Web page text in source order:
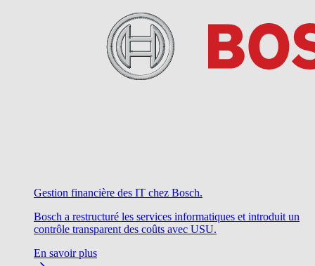
Gestion financière des IT chez Bosch.
Bosch a restructuré les services informatiques et introduit un
contrôle transparent des coûts avec USU.
En savoir plus